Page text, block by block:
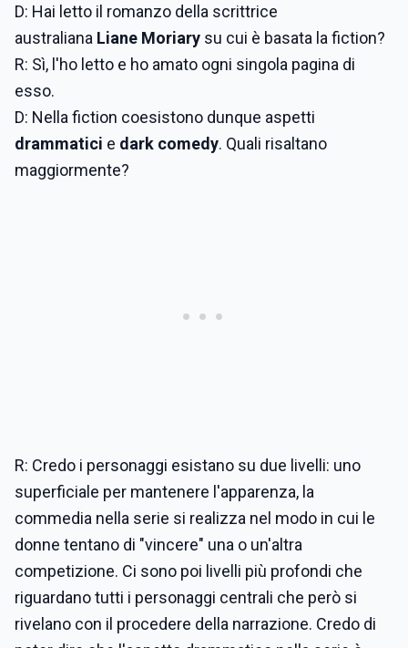
D: Hai letto il romanzo della scrittrice
australiana Liane Moriary su cui è basata la fiction?
R: Sì, l'ho letto e ho amato ogni singola pagina di
esso.
D: Nella fiction coesistono dunque aspetti
drammatici e dark comedy. Quali risaltano
maggiormente?
R: Credo i personaggi esistano su due livelli: uno
superficiale per mantenere l'apparenza, la
commedia nella serie si realizza nel modo in cui le
donne tentano di "vincere" una o un'altra
competizione. Ci sono poi livelli più profondi che
riguardano tutti i personaggi centrali che però si
rivelano con il procedere della narrazione. Credo di